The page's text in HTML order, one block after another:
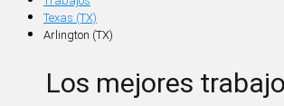
Texas (TX)
Arlington (TX)
Los mejores